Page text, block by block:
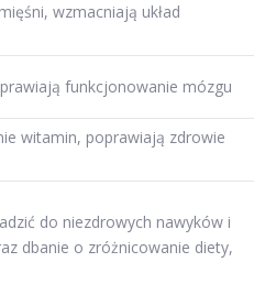
wzmacniają układ
funkcjonowanie mózgu
witamin, poprawiają zdrowie
do niezdrowych nawyków i
dbanie o zróżnicowanie diety,